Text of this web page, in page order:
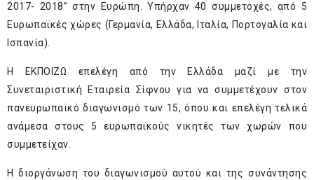
2017- 2018” στην Ευρώπη. Υπήρχαν 40 συμμετοχές, από 5
Ευρωπαϊκές χώρες (Γερμανία, Ελλάδα, Ιταλία, Πορτογαλία και
Ισπανία).
Η ΕΚΠΟΙΖΩ επελέγη από την Ελλάδα μαζί με την
Συνεταιριστική Εταιρεία Σίφνου για να συμμετέχουν στον
πανευρωπαϊκό διαγωνισμό των 15, όπου και επελέγη τελικά
ανάμεσα στους 5 ευρωπαϊκούς νικητές των χωρών που
συμμετείχαν.
Η διοργάνωση του διαγωνισμού αυτού και της συνάντησης